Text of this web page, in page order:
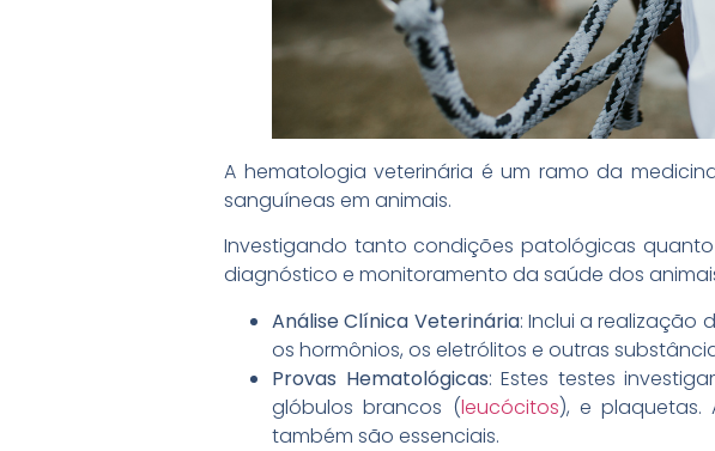
A hematologia veterinária é um ramo da
sanguíneas em animais.
Investigando tanto condições patológicas
diagnóstico e monitoramento da saúde dos
Análise Clínica Veterinária: Inclui a realização
os hormônios, os eletrólitos e outras
Provas Hematológicas: Estes testes
glóbulos brancos (leucócitos), e
também são essenciais.